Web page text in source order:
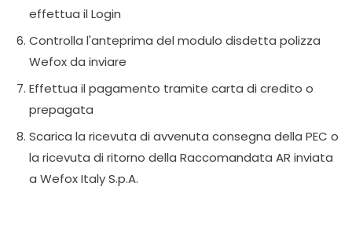
effettua il Login
Controlla l'anteprima del modulo disdetta polizza
Wefox da inviare
Effettua il pagamento tramite carta di credito o
prepagata
Scarica la ricevuta di avvenuta consegna della PEC o
la ricevuta di ritorno della Raccomandata AR inviata
a Wefox Italy S.p.A.